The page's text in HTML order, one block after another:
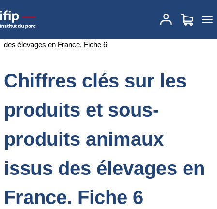
Accueil
Chiffres clés sur les produits et sous-
produits animaux issus des élevages en France. Fiche 6
Chiffres clés sur les
produits et sous-
produits animaux
issus des élevages en
France. Fiche 6